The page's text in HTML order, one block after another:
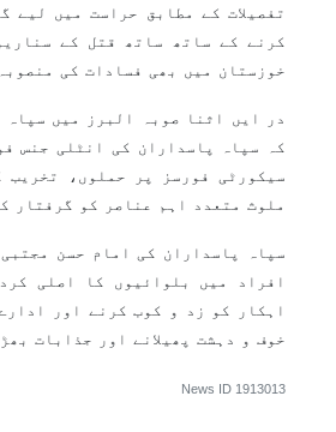
تفصیلات کے مطابق حراست میں
کرنے کے ساتھ ساتھ قتل کے
خوزستان میں بھی فسادات کی
در ایں اثنا صوبہ البرز میں سپاہ
کہ سپاہ پاسداران کی انٹلی جنس
سیکورٹی فورسز پر حملوں، تخریب
ملوث متعدد اہم عناصر کو گرفتار
سپاہ پاسداران کی امام حسن
افراد میں بلوائیوں کا اصلی
اہکار کو زد و کوب کرنے اور
خوف و دہشت پھیلانے اور جذابات
News ID 1913013